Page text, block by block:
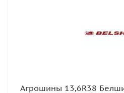
Агрошины 13,6R38